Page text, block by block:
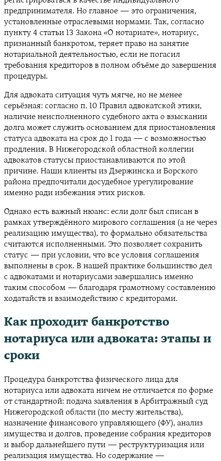
предпринимателя. Но главное — это ограничения,
установленные отраслевыми нормами. Так, согласно
пункту 4 статьи 13 Закона «О нотариате», нотариус,
признанный банкротом, теряет право на занятие
нотариальной деятельностью, если не погасил
требования кредиторов в полном объёме до завершения
процедуры.
Для адвоката ситуация чуть мягче, но не менее
серьёзная: согласно п. 10 Правил адвокатской этики,
наличие неисполненного судебного акта о взыскании
долга может служить основанием для приостановления
статуса адвоката на срок до 1 года — с возможностью
продления. В Нижегородской областной коллегии
адвокатов статусы приостанавливаются по этой
причине. Наши клиенты из Дзержинска и Борского
района предпочитали досудебное урегулирование
именно ради избежания этих рисков.
Однако есть важный нюанс: если долг был списан в
рамках утверждённого мирового соглашения (а не через
реализацию имущества), то формально обязательства
считаются исполненными. Это позволяет сохранить
статус — при условии, что все условия соглашения
выполнены в срок. В нашей практике большинство дел
с адвокатами и нотариусами завершались именно
таким способом — благодаря грамотному составлению
ходатайств и взаимодействию с кредиторами.
Как проходит банкротство
нотариуса или адвоката: этапы и
сроки
Процедура банкротства физического лица для
нотариуса или адвоката ничем не отличается по форме
от стандартной: подача заявления в Арбитражный суд
Нижегородской области (по месту жительства),
назначение финансового управляющего (ФУ), анализ
имущества и долгов, проведение собрания кредиторов
и выбор дальнейшего пути — реструктуризация или
реализация имущества. Но содержание —